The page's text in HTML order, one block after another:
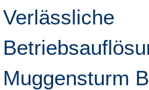
Verlässliche
Muggensturm